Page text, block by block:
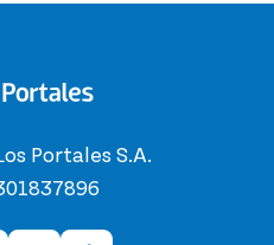
Portales S.A.